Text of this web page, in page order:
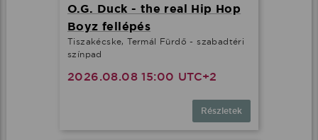
O.G. Duck - the real Hip Hop
Boyz fellépés
Tiszakécske, Termál Fürdő - szabadtéri
színpad
2026.08.08 15:00 UTC+2
Részletek